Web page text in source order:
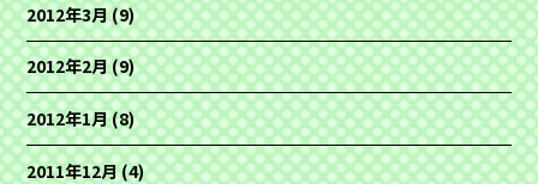
2012年3月(9)
2012年2月(9)
2012年1月(8)
2011年12月(4)